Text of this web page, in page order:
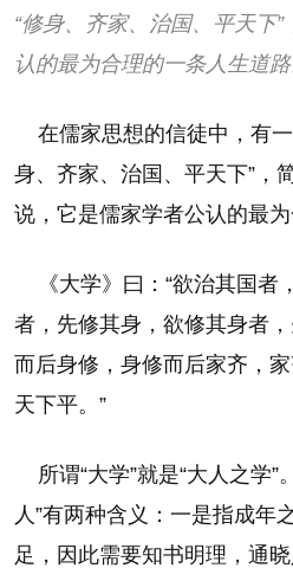
“修身、齐家、治国、平天下
认的最为合理的一条人生道路
在儒家思想的信徒中，有
身、齐家、治国、平天下”，
说，它是儒家学者公认的最为
《大学》曰：“欲治其国者
者，先修其身，欲修其身者
而后身修，身修而后家齐，
天下平。”
所谓“大学”就是“大人之学”
人”有两种含义：一是指成年
足，因此需要知书明理，通